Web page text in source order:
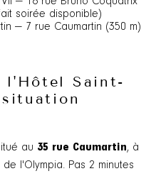
soirée disponible)
— 7 rue Caumartin (350 m)
l'Hôtel Saint-
au 35 rue Caumartin, à
l'Olympia. Pas 2 minutes